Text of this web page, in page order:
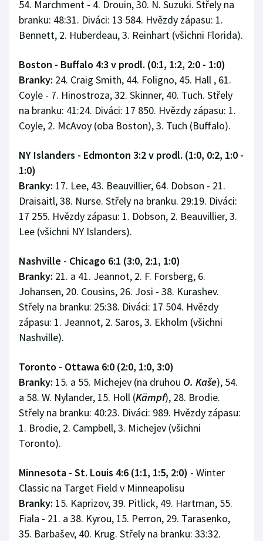
54. Marchment - 4. Drouin, 30. N. Suzuki. Střely na
branku: 48:31. Diváci: 13 584. Hvězdy zápasu: 1.
Bennett, 2. Huberdeau, 3. Reinhart (všichni Florida).
Boston - Buffalo 4:3 v prodl. (0:1, 1:2, 2:0 - 1:0)
Branky: 24. Craig Smith, 44. Foligno, 45. Hall , 61.
Coyle - 7. Hinostroza, 32. Skinner, 40. Tuch. Střely
na branku: 41:24. Diváci: 17 850. Hvězdy zápasu: 1.
Coyle, 2. McAvoy (oba Boston), 3. Tuch (Buffalo).
NY Islanders - Edmonton 3:2 v prodl. (1:0, 0:2, 1:0 -
1:0)
Branky: 17. Lee, 43. Beauvillier, 64. Dobson - 21.
Draisaitl, 38. Nurse. Střely na branku. 29:19. Diváci:
17 255. Hvězdy zápasu: 1. Dobson, 2. Beauvillier, 3.
Lee (všichni NY Islanders).
Nashville - Chicago 6:1 (3:0, 2:1, 1:0)
Branky: 21. a 41. Jeannot, 2. F. Forsberg, 6.
Johansen, 20. Cousins, 26. Josi - 38. Kurashev.
Střely na branku: 25:38. Diváci: 17 504. Hvězdy
zápasu: 1. Jeannot, 2. Saros, 3. Ekholm (všichni
Nashville).
Toronto - Ottawa 6:0 (2:0, 1:0, 3:0)
Branky: 15. a 55. Michejev (na druhou O. Kaše), 54.
a 58. W. Nylander, 15. Holl (Kämpf), 28. Brodie.
Střely na branku: 40:23. Diváci: 989. Hvězdy zápasu:
1. Brodie, 2. Campbell, 3. Michejev (všichni
Toronto).
Minnesota - St. Louis 4:6 (1:1, 1:5, 2:0) - Winter
Classic na Target Field v Minneapolisu
Branky: 15. Kaprizov, 39. Pitlick, 49. Hartman, 55.
Fiala - 21. a 38. Kyrou, 15. Perron, 29. Tarasenko,
35. Barbašev, 40. Krug. Střely na branku: 33:32.